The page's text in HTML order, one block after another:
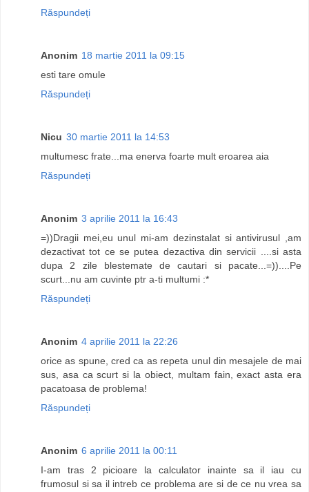
Răspundeți
Anonim 18 martie 2011 la 09:15
esti tare omule
Răspundeți
Nicu 30 martie 2011 la 14:53
multumesc frate...ma enerva foarte mult eroarea aia
Răspundeți
Anonim 3 aprilie 2011 la 16:43
=))Dragii mei,eu unul mi-am dezinstalat si antivirusul ,am
dezactivat tot ce se putea dezactiva din servicii ....si asta
dupa 2 zile blestemate de cautari si pacate...=))....Pe
scurt...nu am cuvinte ptr a-ti multumi :*
Răspundeți
Anonim 4 aprilie 2011 la 22:26
orice as spune, cred ca as repeta unul din mesajele de mai
sus, asa ca scurt si la obiect, multam fain, exact asta era
pacatoasa de problema!
Răspundeți
Anonim 6 aprilie 2011 la 00:11
I-am tras 2 picioare la calculator inainte sa il iau cu
frumosul si sa il intreb ce problema are si de ce nu vrea sa